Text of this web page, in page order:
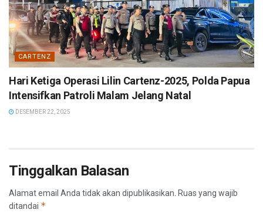
CARTENZ
Hari Ketiga Operasi Lilin Cartenz-2025, Polda Papua
Intensifkan Patroli Malam Jelang Natal
DESEMBER 22, 2025
Tinggalkan Balasan
Alamat email Anda tidak akan dipublikasikan. Ruas yang wajib
ditandai *